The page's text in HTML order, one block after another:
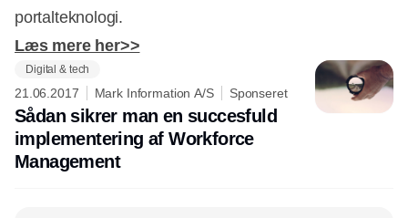
portalteknologi.
Læs mere her>>
Digital & tech
21.06.2017 Mark Information A/S Sponseret
Sådan sikrer man en succesfuld
implementering af Workforce
Management